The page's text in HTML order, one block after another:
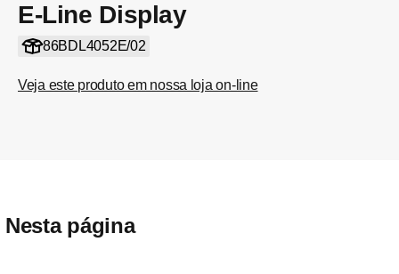
E-Line Display
86BDL4052E/02
Veja este produto em nossa loja on-line
Nesta página